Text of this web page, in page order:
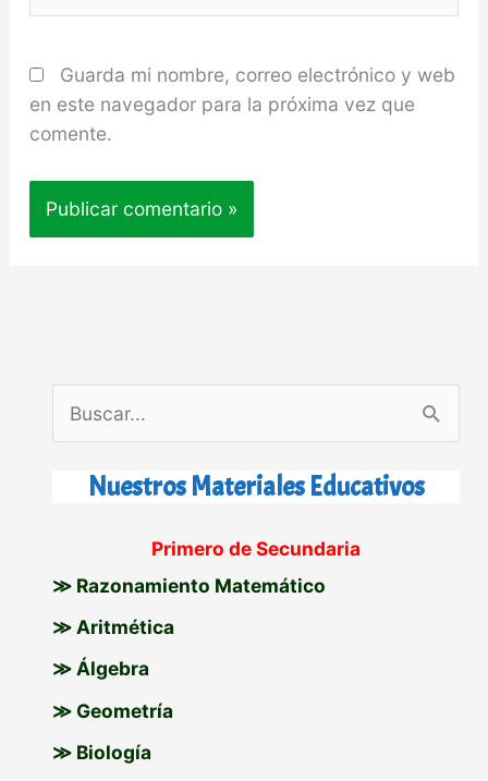
Guarda mi nombre, correo electrónico y web
en este navegador para la próxima vez que
comente.
u
r
p
o
Nuestros Materiales Educativos
Primero de Secundaria
≫ Razonamiento Matemático
≫ Aritmética
≫ Álgebra
≫ Geometría
≫ Biología